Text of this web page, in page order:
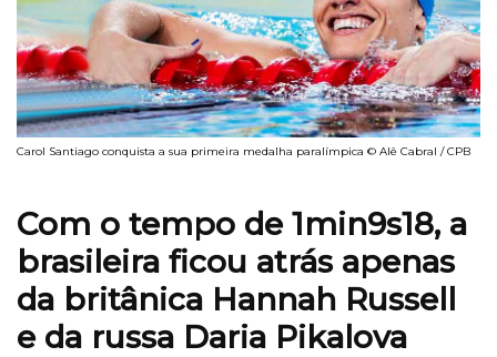
Carol Santiago conquista a sua primeira medalha paralímpica © Alê Cabral / CPB
Com o tempo de 1min9s18, a
brasileira ficou atrás apenas
da britânica Hannah Russell
e da russa Daria Pikalova